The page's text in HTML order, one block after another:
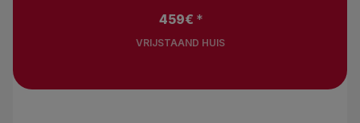
459€ *
VRIJSTAAND HUIS